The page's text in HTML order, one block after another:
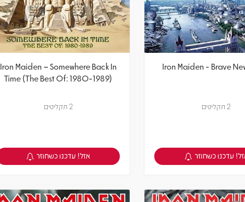
Iron Maiden - Brave
2 תקליטים
צפיה במוצר
עדכנו כשחוזר
Iron Maiden – Somewhere Back In
Time (The Best Of: 1980-1989)
2 תקליטים
צפיה במוצר
אזל! עדכנו כשחוזר